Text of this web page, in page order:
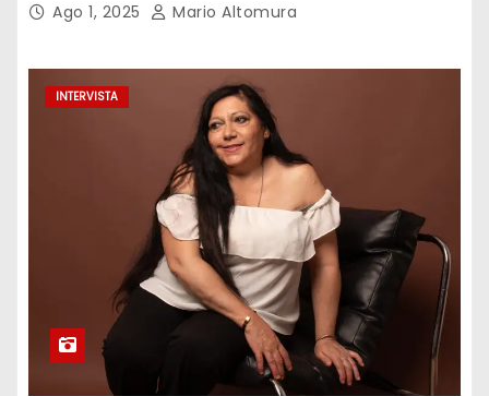
Ago 1, 2025 Mario Altomura
INTERVISTA